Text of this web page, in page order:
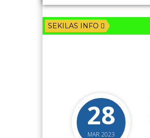
SEKILAS INFO
28
MAR 2023